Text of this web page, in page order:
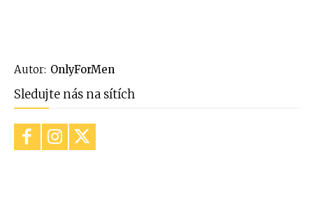
Autor: OnlyForMen
Sledujte nás na sítích